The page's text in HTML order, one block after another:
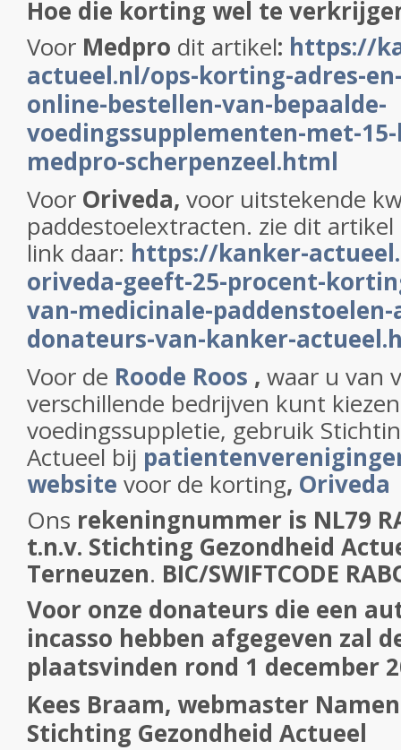
Hoe die korting wel te
Voor Medpro dit artikel: https://
actueel.nl/ops-korting-adres-
online-bestellen-van-bepaalde-
voedingssupplementen-met-
medpro-scherpenzeel.html
Voor Oriveda, voor uitstekende
paddestoelextracten. zie dit
link daar: https://kanker-
oriveda-geeft-25-procent-
van-medicinale-paddenstoelen-
donateurs-van-kanker-
Voor de Roode Roos , waar u van
verschillende bedrijven kunt
voedingssuppletie, gebruik
Actueel bij
website voor de korting, Oriveda
Ons rekeningnummer is NL79
t.n.v. Stichting Gezondheid
Terneuzen. BIC/SWIFTCODE
Voor onze donateurs die een
incasso hebben afgegeven zal
plaatsvinden rond 1 december
Kees Braam, webmaster
Stichting Gezondheid Actueel